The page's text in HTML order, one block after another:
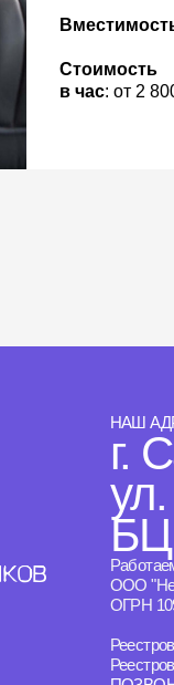
Стоимость
в час: от 2
НАШ
г.
БЦ
ООО
ОГРН